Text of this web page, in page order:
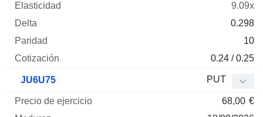
9.09x
0.298
10
0.24 / 0.25
JU6U75 PUT
68,00 €